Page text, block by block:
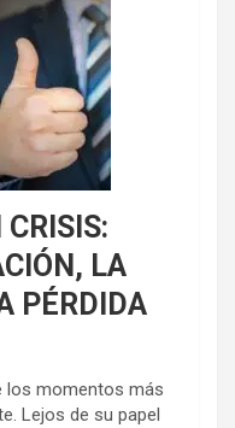
LA
PÉRDIDA
los momentos más
Lejos de su papel